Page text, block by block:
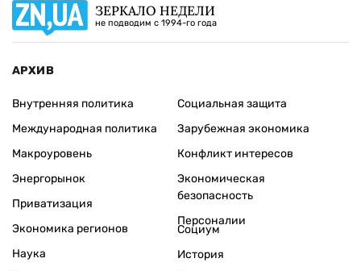
ЗЕРКАЛО НЕДЕЛИ
не подводим с 1994-го года
АРХИВ
Внутренняя политика
Международная политика
Макроуровень
Энергорынок
Приватизация
Экономика регионов
Социальная защита
Зарубежная экономика
Конфликт интересов
Экономическая
безопасность
Персоналии
Наука
Социум
История